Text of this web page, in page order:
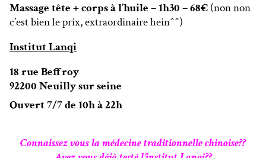
Massage tête + corps à l’huile – 1h30 – 68€ (non non
c’est bien le prix, extraordinaire hein^^)
Institut Lanqi
18 rue Beffroy
92200 Neuilly sur seine
Ouvert 7/7 de 10h à 22h
Connaissez vous la médecine traditionnelle chinoise??